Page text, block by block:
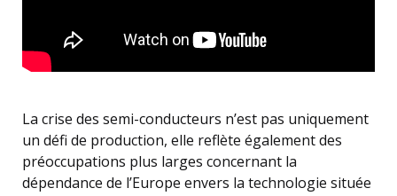
La crise des semi-conducteurs n’est pas uniquement
un défi de production, elle reflète également des
préoccupations plus larges concernant la
dépendance de l’Europe envers la technologie située